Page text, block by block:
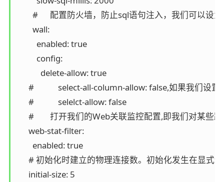
#      配置防火墙，防止sql语句注入，我们可
        wall:
          enabled: true
          config:
            delete-allow: true
#            select-all-column-allow: false,如
      #            selelct-allow: false
#        打开我们的Web关联监控配置,即我们对某些
      web-stat-filter:
        enabled: true
# 初始化时建立的物理连接数。初始化发生在显式
      initial-size: 5